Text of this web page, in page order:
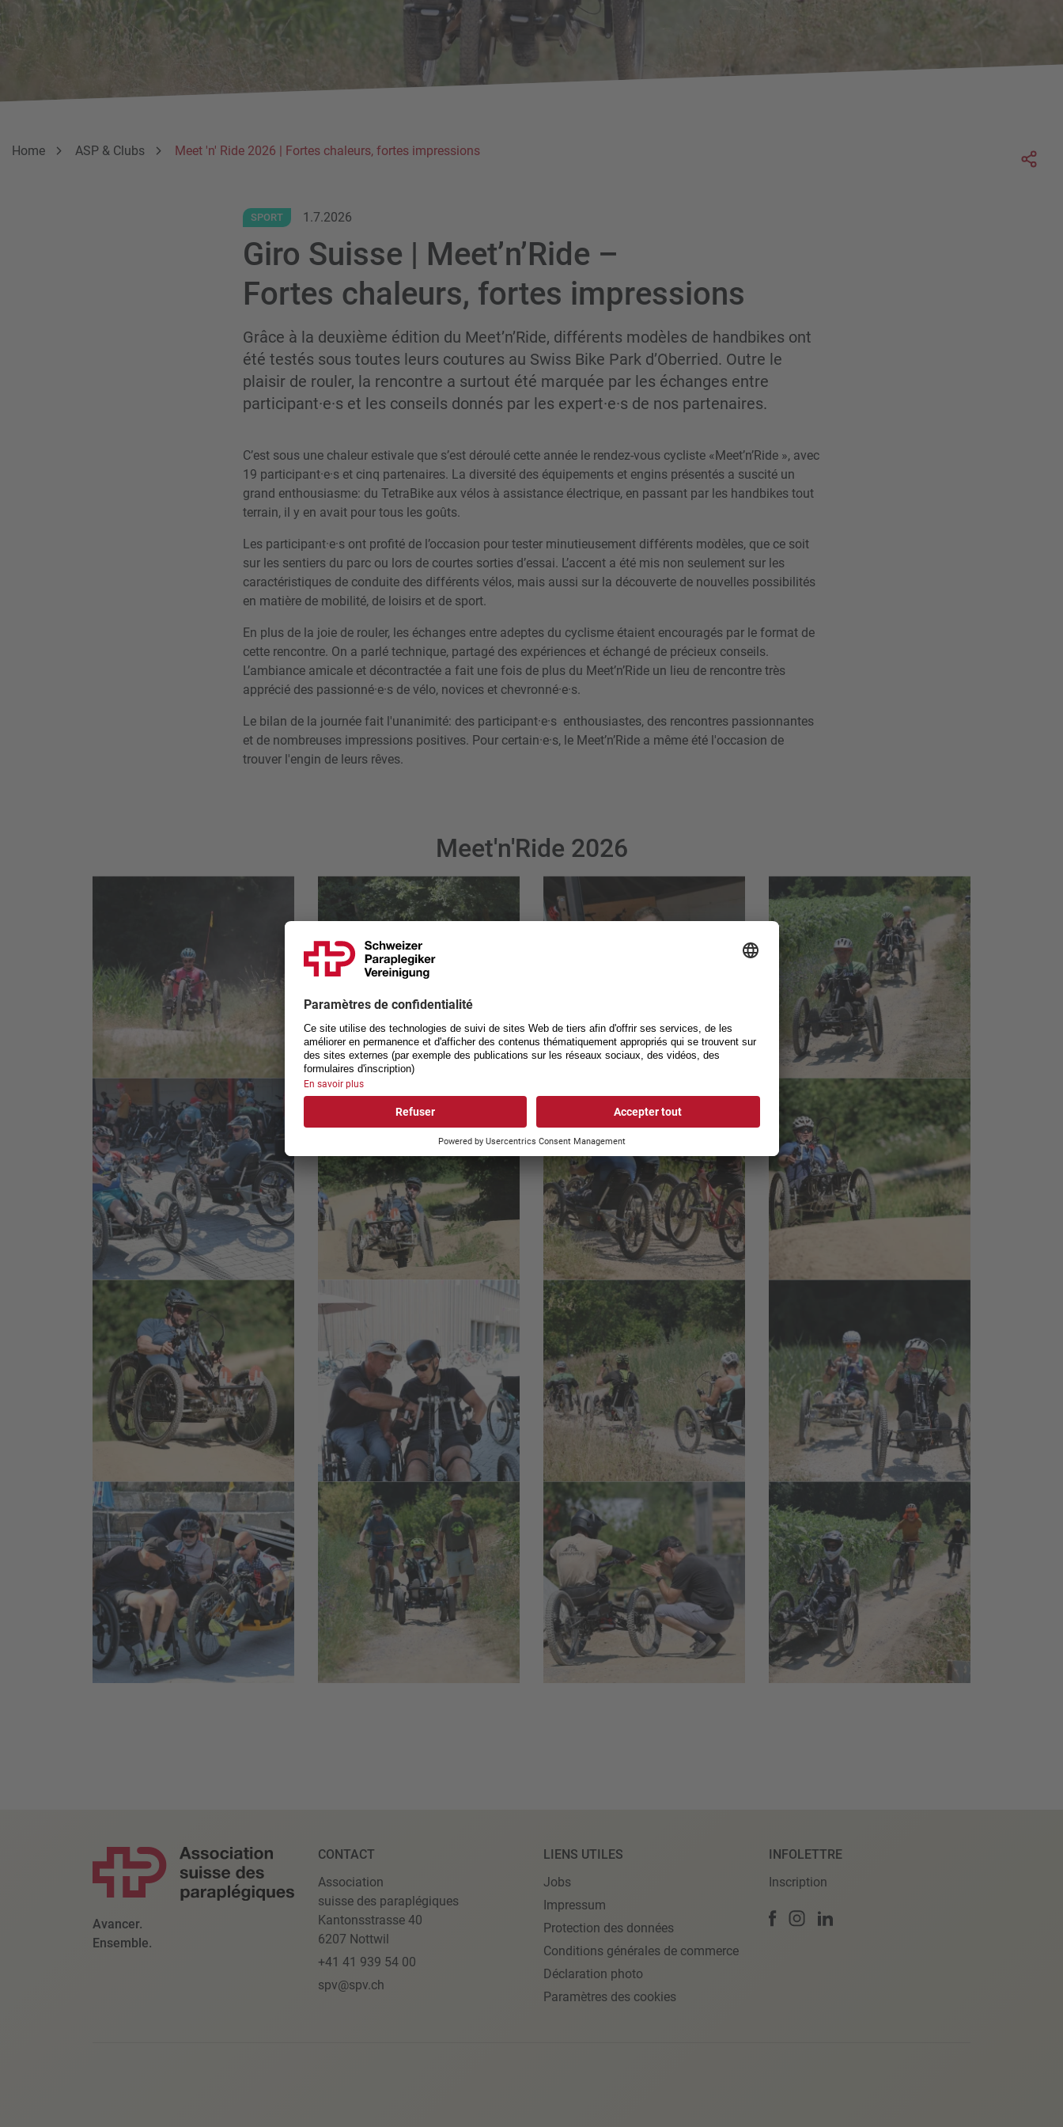
Breadcrumb
Vous êtes ici:
Home ASP & Clubs Meet 'n' Ride 2026 | Fortes chaleurs, fortes impressions
SPORT 1.7.2026
Giro Suisse | Meet’n’Ride –
Fortes chaleurs, fortes impressions
Grâce à la deuxième édition du Meet’n’Ride, différents modèles de handbikes ont
été testés sous toutes leurs coutures au Swiss Bike Park d’Oberried. Outre le
plaisir de rouler, la rencontre a surtout été marquée par les échanges entre
participant·e·s et les conseils donnés par les expert·e·s de nos partenaires.
C’est sous une chaleur estivale que s’est déroulé cette année le rendez-vous cycliste «Meet’n’Ride », avec
19 participant·e·s et cinq partenaires. La diversité des équipements et engins présentés a suscité un
grand enthousiasme: du TetraBike aux vélos à assistance électrique, en passant par les handbikes tout
terrain, il y en avait pour tous les goûts.
Les participant·e·s ont profité de l’occasion pour tester minutieusement différents modèles, que ce soit
sur les sentiers du parc ou lors de courtes sorties d’essai. L’accent a été mis non seulement sur les
caractéristiques de conduite des différents vélos, mais aussi sur la découverte de nouvelles possibilités
en matière de mobilité, de loisirs et de sport.
En plus de la joie de rouler, les échanges entre adeptes du cyclisme étaient encouragés par le format de
cette rencontre. On a parlé technique, partagé des expériences et échangé de précieux conseils.
L’ambiance amicale et décontractée a fait une fois de plus du Meet’n’Ride un lieu de rencontre très
apprécié des passionné·e·s de vélo, novices et chevronné·e·s.
Le bilan de la journée fait l'unanimité: des participant·e·s enthousiastes, des rencontres passionnantes
et de nombreuses impressions positives. Pour certain·e·s, le Meet’n’Ride a même été l'occasion de
trouver l'engin de leurs rêves.
Meet'n'Ride 2026
Avancer.
Ensemble.
CONTACT
Association
suisse des paraplégiques
Kantonsstrasse 40
6207 Nottwil
+41 41 939 54 00
spv@spv.ch
LIENS UTILES
Jobs
Impressum
Protection des données
Conditions générales de commerce
Déclaration photo
Paramètres des cookies
INFOLETTRE
Inscription